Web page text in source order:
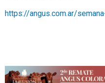
https://angus.com.ar/